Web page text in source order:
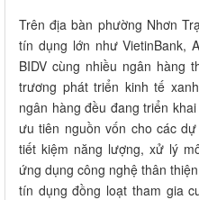
Trên địa bàn phường Nhơn
tín dụng lớn như VietinBank,
BIDV cùng nhiều ngân hàng
trương phát triển kinh tế
ngân hàng đều đang triển
ưu tiên nguồn vốn cho các
tiết kiệm năng lượng, xử lý
ứng dụng công nghệ thân
tín dụng đồng loạt tham gia